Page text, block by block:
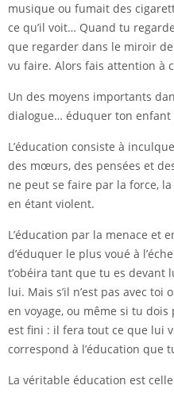
musique ou fumait des
ce qu’il voit… Quand tu
que regarder dans le miroir de
vu faire. Alors fais attention à
Un des moyens importants
dialogue… éduquer ton
L’éducation consiste à
des mœurs, des pensées et
ne peut se faire par la force,
en étant violent.
L’éducation par la menace et
d’éduquer le plus voué à
t’obéira tant que tu es devant
lui. Mais s’il n’est pas avec
en voyage, ou même si tu
est fini : il fera tout ce que lui
correspond à l’éducation que
La véritable éducation est